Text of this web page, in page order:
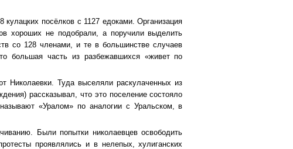
посёлков с 1127 едоками. Организация
хороших не подобрали, а поручили выделить
со 128 членами, и те в большинстве случаев
большая часть из разбежавшихся «живет по
Николаевки. Туда выселяли раскулаченных из
рассказывал, что это поселение состояло
«Уралом» по аналогии с Уральском, в
Были попытки николаевцев освободить
проявлялись и в нелепых, хулиганских